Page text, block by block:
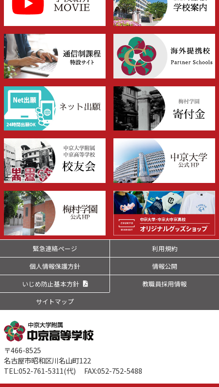
緊急連絡ページ
利用規約
個人情報保護方針
情報公開
いじめ防止基本方針
教職員採用情報
サイトマップ
〒466-8525
名古屋市昭和区川名山町122
TEL:052-761-5311(代) FAX:052-752-5488